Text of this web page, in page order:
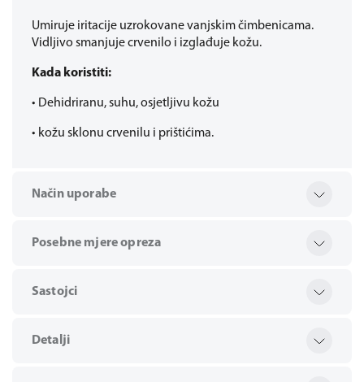
Umiruje iritacije uzrokovane vanjskim čimbenicama.
Vidljivo smanjuje crvenilo i izglađuje kožu.
Kada koristiti:
• Dehidriranu, suhu, osjetljivu kožu
• kožu sklonu crvenilu i prištićima.
Način uporabe
Posebne mjere opreza
Sastojci
Detalji